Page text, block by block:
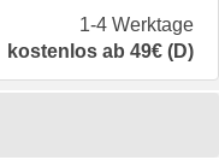
1-4 Werktage
kostenlos ab 49€ (D)